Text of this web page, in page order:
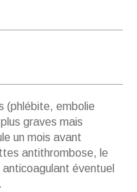
(phlébite, embolie
graves mais
un mois avant
antithrombose, le
éventuel